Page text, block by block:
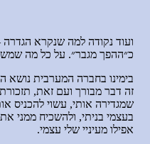
ועוד נקודה למה שנקרא הגדרה
כ״ההפך מגבר״. על כל מה
בימינו בחברה המערבית נושא
זה דבר מבורך ועם זאת, תזכורת
שמגדירה אותי, עשוי להכניס
בעצמי בניתי, ולהשכיח ממני
אפילו מעיניי שלי עצמי.